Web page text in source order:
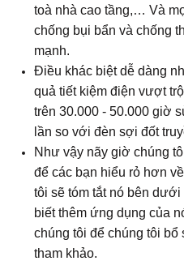
toà nhà cao tầng,… Và
chống bụi bẩn và chống
mạnh.
Điều khác biệt dễ dàng
quả tiết kiệm điện vượt
trên 30.000 - 50.000 giờ
lần so với đèn sợi đốt
Như vậy nãy giờ chúng
để các bạn hiểu rỏ hơn
tôi sẽ tóm tắt nó bên
biết thêm ứng dụng của
chúng tôi để chúng tôi
tham khảo.